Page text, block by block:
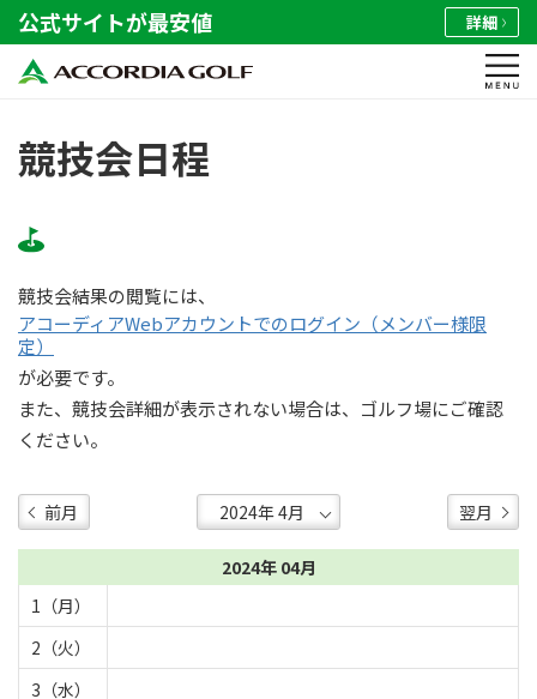
公式サイトが最安値 詳細
競技会日程
競技会結果の閲覧には、
アコーディアWebアカウントでのログイン（メンバー様限
定）
が必要です。
また、競技会詳細が表示されない場合は、ゴルフ場にご確認
ください。
前月 翌月
2024年 04月
1（月）
2（火）
3（水）